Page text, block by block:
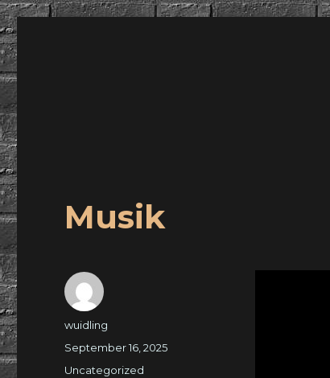
Musik
Autor
wuidling
Veröffentlicht
September 16, 2025
Kategorien
Uncategorized